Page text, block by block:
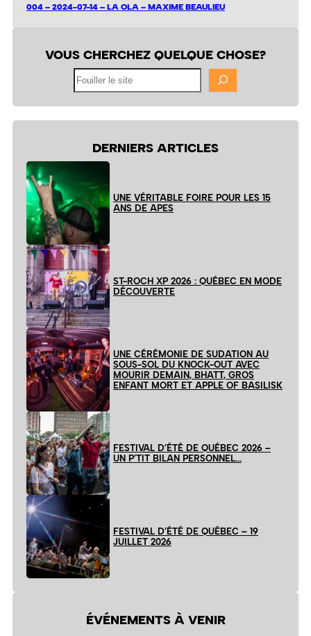
004 – 2024-07-14 – LA OLA – MAXIME BEAULIEU
VOUS CHERCHEZ QUELQUE CHOSE?
DERNIERS ARTICLES
UNE VÉRITABLE FOIRE POUR LES 15
ANS DE APES
ST-ROCH XP 2026 : QUÉBEC EN MODE
DÉCOUVERTE
UNE CÉRÉMONIE DE SUDATION AU
SOUS-SOL DU KNOCK-OUT AVEC
MOURIR DEMAIN, BHATT, GROS
ENFANT MORT ET APPLE OF BASILISK
FESTIVAL D’ÉTÉ DE QUÉBEC 2026 –
UN P’TIT BILAN PERSONNEL…
FESTIVAL D’ÉTÉ DE QUÉBEC – 19
JUILLET 2026
ÉVÉNEMENTS À VENIR